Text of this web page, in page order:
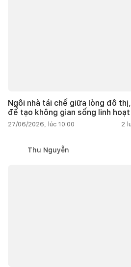
Ngôi nhà tái chế giữa lòng đô
để tạo không gian sống linh hoạt
27/06/2026, lúc 10:00 2
Thu Nguyễn